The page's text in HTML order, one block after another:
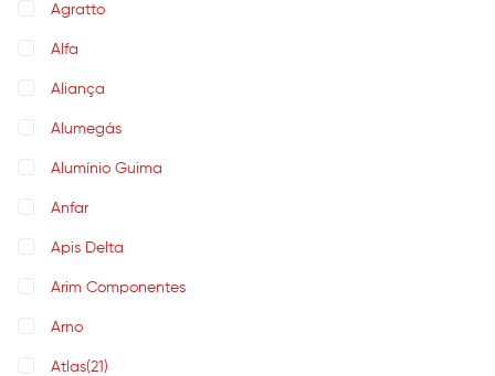
Agratto
Alfa
Aliança
Alumegás
Alumínio Guima
Anfar
Apis Delta
Arim Componentes
Arno
Atlas(21)